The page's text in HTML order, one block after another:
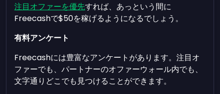
注目オファーを優先すれば、あっという間に
Freecashで$50を稼げるようになるでしょう。
有料アンケート
Freecashには豊富なアンケートがあります。注目オ
ファーでも、パートナーのオファーウォール内でも、
文字通りどこでも見つけることができます。